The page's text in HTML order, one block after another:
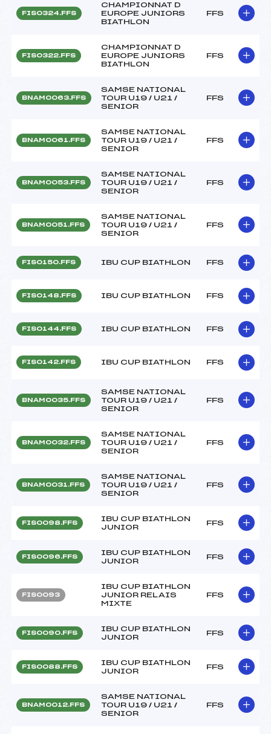
FIS0324.FFS
CHAMPIONNAT D
EUROPE JUNIORS
BIATHLON
FFS
FIS0322.FFS
CHAMPIONNAT D
EUROPE JUNIORS
BIATHLON
FFS
BNAM0063.FFS
SAMSE NATIONAL
TOUR U19 / U21 /
SENIOR
FFS
BNAM0061.FFS
SAMSE NATIONAL
TOUR U19 / U21 /
SENIOR
FFS
BNAM0053.FFS
SAMSE NATIONAL
TOUR U19 / U21 /
SENIOR
FFS
BNAM0051.FFS
SAMSE NATIONAL
TOUR U19 / U21 /
SENIOR
FFS
FIS0150.FFS IBU CUP BIATHLON FFS
FIS0148.FFS IBU CUP BIATHLON FFS
FIS0144.FFS IBU CUP BIATHLON FFS
FIS0142.FFS IBU CUP BIATHLON FFS
BNAM0035.FFS
SAMSE NATIONAL
TOUR U19 / U21 /
SENIOR
FFS
BNAM0032.FFS
SAMSE NATIONAL
TOUR U19 / U21 /
SENIOR
FFS
BNAM0031.FFS
SAMSE NATIONAL
TOUR U19 / U21 /
SENIOR
FFS
FIS0098.FFS
IBU CUP BIATHLON
JUNIOR
FFS
FIS0096.FFS
IBU CUP BIATHLON
JUNIOR
FFS
FIS0093
IBU CUP BIATHLON
JUNIOR RELAIS
MIXTE
FFS
FIS0090.FFS
IBU CUP BIATHLON
JUNIOR
FFS
FIS0088.FFS
IBU CUP BIATHLON
JUNIOR
FFS
BNAM0012.FFS
SAMSE NATIONAL
TOUR U19 / U21 /
SENIOR
FFS